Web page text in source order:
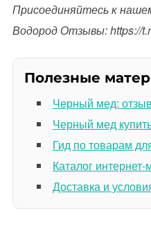
Присоединяйтесь к
Водород Отзывы: https://
Полезные
Черный мед:
Черный мед
Гид по товарам
Каталог интернет-
Доставка и